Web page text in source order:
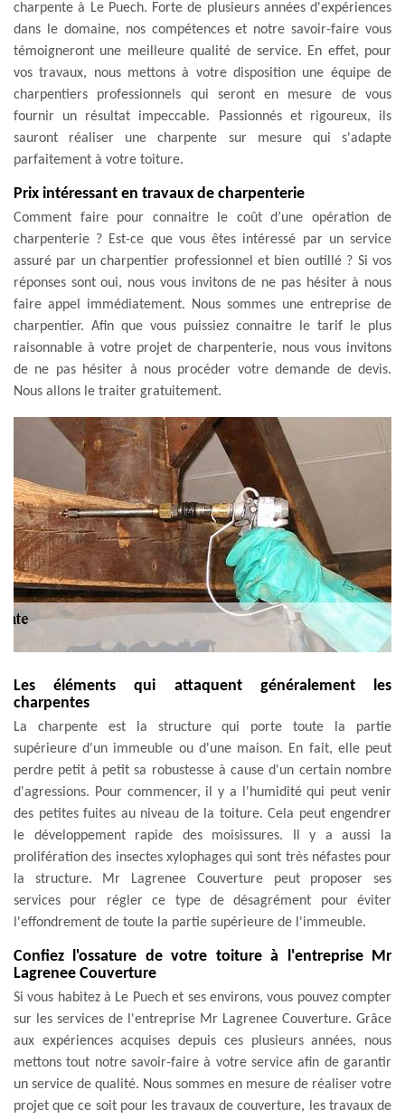
charpente à Le Puech. Forte de plusieurs années d'expériences
dans le domaine, nos compétences et notre savoir-faire vous
témoigneront une meilleure qualité de service. En effet, pour
vos travaux, nous mettons à votre disposition une équipe de
charpentiers professionnels qui seront en mesure de vous
fournir un résultat impeccable. Passionnés et rigoureux, ils
sauront réaliser une charpente sur mesure qui s'adapte
parfaitement à votre toiture.
Prix intéressant en travaux de charpenterie
Comment faire pour connaitre le coût d’une opération de
charpenterie ? Est-ce que vous êtes intéressé par un service
assuré par un charpentier professionnel et bien outillé ? Si vos
réponses sont oui, nous vous invitons de ne pas hésiter à nous
faire appel immédiatement. Nous sommes une entreprise de
charpentier. Afin que vous puissiez connaitre le tarif le plus
raisonnable à votre projet de charpenterie, nous vous invitons
de ne pas hésiter à nous procéder votre demande de devis.
Nous allons le traiter gratuitement.
Les éléments qui attaquent généralement les
charpentes
La charpente est la structure qui porte toute la partie
supérieure d'un immeuble ou d'une maison. En fait, elle peut
perdre petit à petit sa robustesse à cause d'un certain nombre
d'agressions. Pour commencer, il y a l'humidité qui peut venir
des petites fuites au niveau de la toiture. Cela peut engendrer
le développement rapide des moisissures. Il y a aussi la
prolifération des insectes xylophages qui sont très néfastes pour
la structure. Mr Lagrenee Couverture peut proposer ses
services pour régler ce type de désagrément pour éviter
l'effondrement de toute la partie supérieure de l'immeuble.
Confiez l'ossature de votre toiture à l'entreprise Mr
Lagrenee Couverture
Si vous habitez à Le Puech et ses environs, vous pouvez compter
sur les services de l'entreprise Mr Lagrenee Couverture. Grâce
aux expériences acquises depuis ces plusieurs années, nous
mettons tout notre savoir-faire à votre service afin de garantir
un service de qualité. Nous sommes en mesure de réaliser votre
projet que ce soit pour les travaux de couverture, les travaux de